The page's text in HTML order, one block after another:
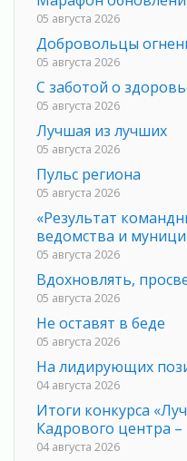
05 августа 2026
Добровольцы
05 августа 2026
С заботой о
05 августа 2026
Лучшая из лучших
05 августа 2026
Пульс региона
05 августа 2026
«Результат
ведомства и
05 августа 2026
Вдохновлять,
05 августа 2026
Не оставят в беде
05 августа 2026
На лидирующих
04 августа 2026
Итоги конкурса
Кадрового центра
04 августа 2026